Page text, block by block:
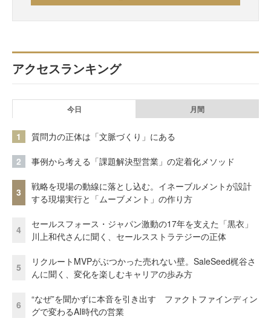
アクセスランキング
今日 月間
1 質問力の正体は「文脈づくり」にある
2 事例から考える「課題解決型営業」の定着化メソッド
3
戦略を現場の動線に落とし込む。イネーブルメントが設計
する現場実行と「ムーブメント」の作り方
4
セールスフォース・ジャパン激動の17年を支えた「黒衣」
川上和代さんに聞く、セールスストラテジーの正体
5
リクルートMVPがぶつかった売れない壁。SaleSeed梶谷さ
んに聞く、変化を楽しむキャリアの歩み方
6
“なぜ”を聞かずに本音を引き出す ファクトファインディン
グで変わるAI時代の営業